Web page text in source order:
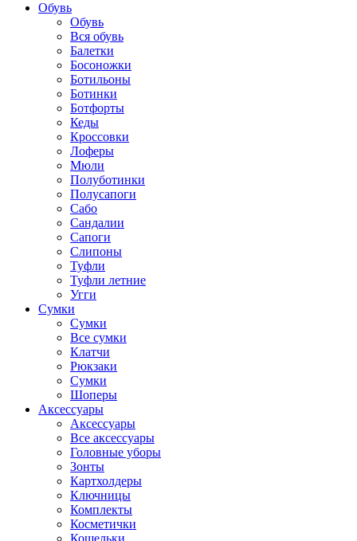
Обувь
Обувь
Вся обувь
Балетки
Босоножки
Ботильоны
Ботинки
Ботфорты
Кеды
Кроссовки
Лоферы
Мюли
Полуботинки
Полусапоги
Сабо
Сандалии
Сапоги
Слипоны
Туфли
Туфли летние
Угги
Сумки
Сумки
Все сумки
Клатчи
Рюкзаки
Сумки
Шоперы
Аксессуары
Аксессуары
Все аксессуары
Головные уборы
Зонты
Картхолдеры
Ключницы
Комплекты
Косметички